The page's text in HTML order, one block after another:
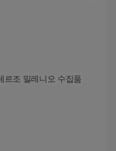
르조 밀레니오 수집품